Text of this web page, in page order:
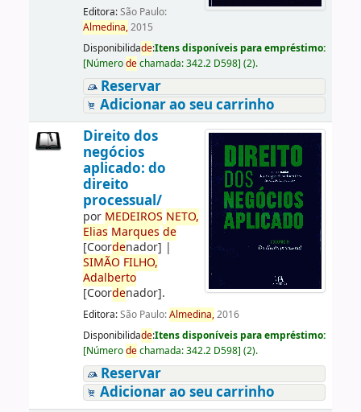
Editora:São Paulo:
Almedina,2015
Disponibilidade:Itens disponíveis para empréstimo:
[Númerodechamada:342.2 D598] (2).
Reservar
Adicionar ao seu carrinho
Direito dos
negócios
aplicado: do
direito
processual/
por MEDEIROS NETO,
Elias Marques de
[Coordenador] |
SIMÃO FILHO,
Adalberto
[Coordenador].
Editora:São Paulo:Almedina,2016
Disponibilidade:Itens disponíveis para empréstimo:
[Númerodechamada:342.2 D598] (2).
Reservar
Adicionar ao seu carrinho